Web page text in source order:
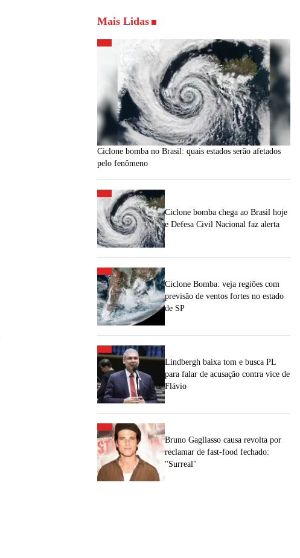
Mais Lidas
Ciclone bomba no Brasil: quais estados serão afetados
pelo fenômeno
Ciclone bomba chega ao Brasil hoje
e Defesa Civil Nacional faz alerta
Ciclone Bomba: veja regiões com
previsão de ventos fortes no estado
de SP
Lindbergh baixa tom e busca PL
para falar de acusação contra vice de
Flávio
Bruno Gagliasso causa revolta por
reclamar de fast-food fechado:
"Surreal"